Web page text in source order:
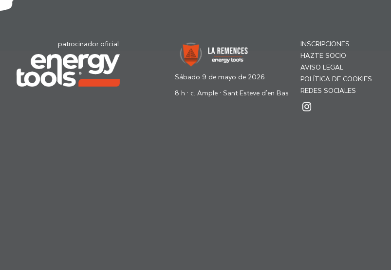
patrocinador oficial
Sábado 9 de mayo de 2026
8 h · c. Ample · Sant Esteve d'en Bas
INSCRIPCIONES
HAZTE SOCIO
AVISO LEGAL
POLÍTICA DE COOKIES
REDES SOCIALES